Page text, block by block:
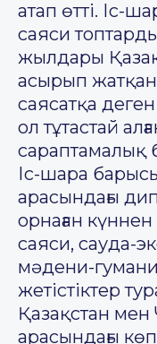
атап өтті. Іс-
саяси
жылдары
асырып
саясатқа
ол тұтастай
сараптамалық
Іс-шара
арасындағы
орнаған
саяси, сауда-
мәдени-
жетістіктер
Қазақстан
арасындағы